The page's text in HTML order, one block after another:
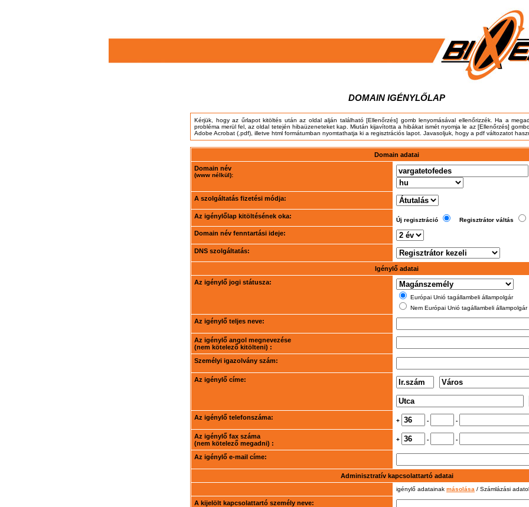
DOMAIN IGÉNYLŐLAP
Kérjük, hogy az űrlapot kitöltés után az oldal alján található [Ellenőrzés] gomb lenyomásával ellenőrizzék. Ha a
probléma merül fel, az oldal tetején hibaüzeneteket kap. Miután kijavította a hibákat ismét nyomja le az [Ellenőrzés]
Adobe Acrobat (.pdf), illetve html formátumban nyomtathatja ki a regisztrációs lapot. Javasoljuk, hogy a pdf változatot
Domain adatai
Domain név
(www nélkül):
A szolgáltatás fizetési módja:
Az igénylőlap kitöltésének oka:
Új regisztráció Regisztrátor váltás
Domain név fenntartási ideje:
DNS szolgáltatás:
Igénylő adatai
Az igénylő jogi státusza:
Európai Unió tagállambeli állampolgár
Nem Európai Unió tagállambeli állampolgár
Az igénylő teljes neve:
Az igénylő angol megnevezése
(nem kötelező kitölteni) :
Személyi igazolvány szám:
Az igénylő címe:
Az igénylő telefonszáma: + - -
Az igénylő fax száma
(nem kötelező megadni) :
+ - -
Az igénylő e-mail címe:
Adminisztratív kapcsolattartó adatai
igénylő adatainak másolása / Számlázási
A kijelölt kapcsolattartó személy neve: